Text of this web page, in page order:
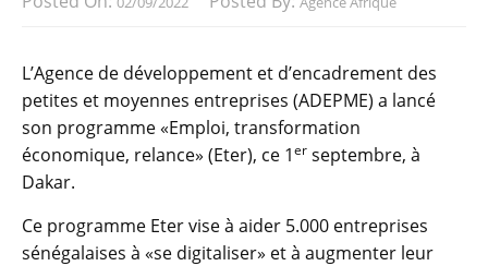
L’Agence de développement et d’encadrement des
petites et moyennes entreprises (ADEPME) a lancé
son programme «Emploi, transformation
économique, relance» (Eter), ce 1er septembre, à
Dakar.
Ce programme Eter vise à aider 5.000 entreprises
sénégalaises à «se digitaliser» et à augmenter leur